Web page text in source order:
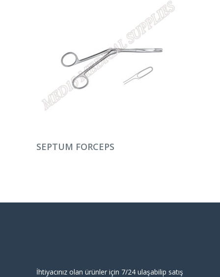
DEVAMINI OKU
SEPTUM FORCEPS
İhtiyacınız olan ürünler için 7/24 ulaşabilip satış